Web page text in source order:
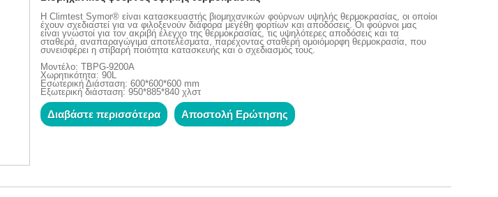
Η Climtest Symor® είναι κατασκευαστής βιομηχανικών φούρνων υψηλής θερμοκρασίας, οι οποίοι
έχουν σχεδιαστεί για να φιλοξενούν διάφορα μεγέθη φορτίων και αποδόσεις. Οι φούρνοι μας
είναι γνωστοί για τον ακριβή έλεγχο της θερμοκρασίας, τις υψηλότερες αποδόσεις και τα
σταθερά, αναπαραγώγιμα αποτελέσματα, παρέχοντας σταθερή ομοιόμορφη θερμοκρασία, που
συνεισφέρει η στιβαρή ποιότητα κατασκευής και ο σχεδιασμός τους.
Μοντέλο: TBPG-9200A
Χωρητικότητα: 90L
Εσωτερική Διάσταση: 600*600*600 mm
Εξωτερική διάσταση: 950*885*840 χλστ
Διαβάστε περισσότερα Αποστολή Ερώτησης